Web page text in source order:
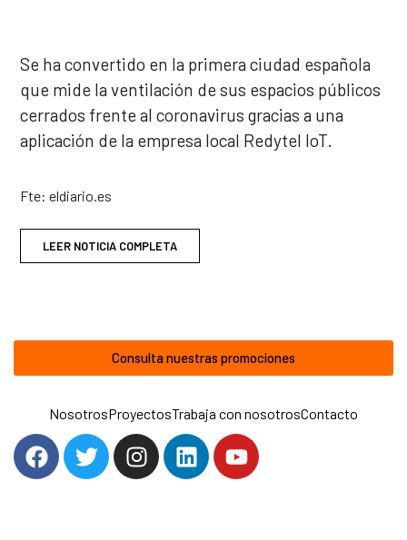
Se ha convertido en la primera ciudad española
que mide la ventilación de sus espacios públicos
cerrados frente al coronavirus gracias a una
aplicación de la empresa local Redytel IoT.
Fte: eldiario.es
LEER NOTICIA COMPLETA
Consulta nuestras promociones
NosotrosProyectosTrabaja con nosotrosContacto